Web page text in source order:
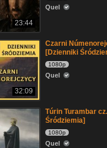
23:44
Quel
32:09
Czarni
[Dzienniki
1080p
Quel
Túrin Turambar
Śródziemia]
1080p
Quel